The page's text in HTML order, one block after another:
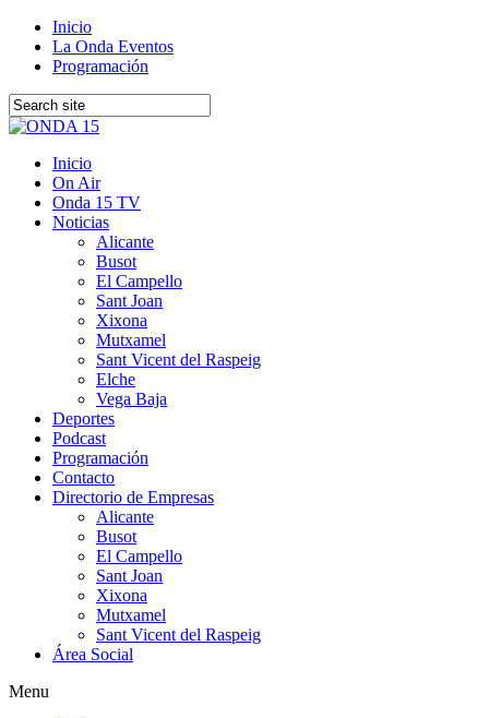
Inicio
La Onda Eventos
Programación
Inicio
On Air
Onda 15 TV
Noticias
Alicante
Busot
El Campello
Sant Joan
Xixona
Mutxamel
Sant Vicent del Raspeig
Elche
Vega Baja
Deportes
Podcast
Programación
Contacto
Directorio de Empresas
Alicante
Busot
El Campello
Sant Joan
Xixona
Mutxamel
Sant Vicent del Raspeig
Área Social
Menu